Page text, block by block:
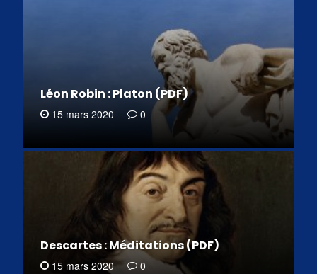
Léon Robin : Platon (PDF)
15 mars 2020 0
Descartes : Méditations (PDF)
15 mars 2020 0